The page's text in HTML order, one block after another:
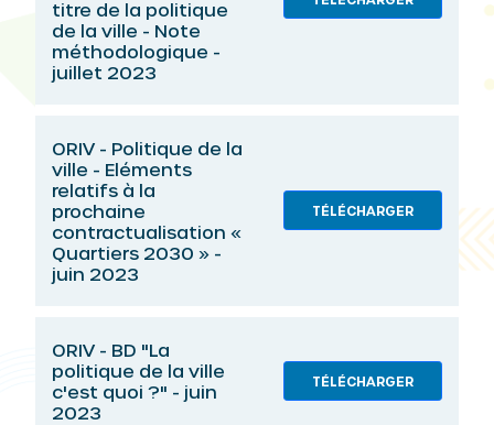
titre de la politique
de la ville - Note
méthodologique -
juillet 2023
ORIV - Politique de la
ville - Eléments
relatifs à la
prochaine
contractualisation «
Quartiers 2030 » -
juin 2023
TÉLÉCHARGER
ORIV - BD "La
politique de la ville
c'est quoi ?" - juin
2023
TÉLÉCHARGER